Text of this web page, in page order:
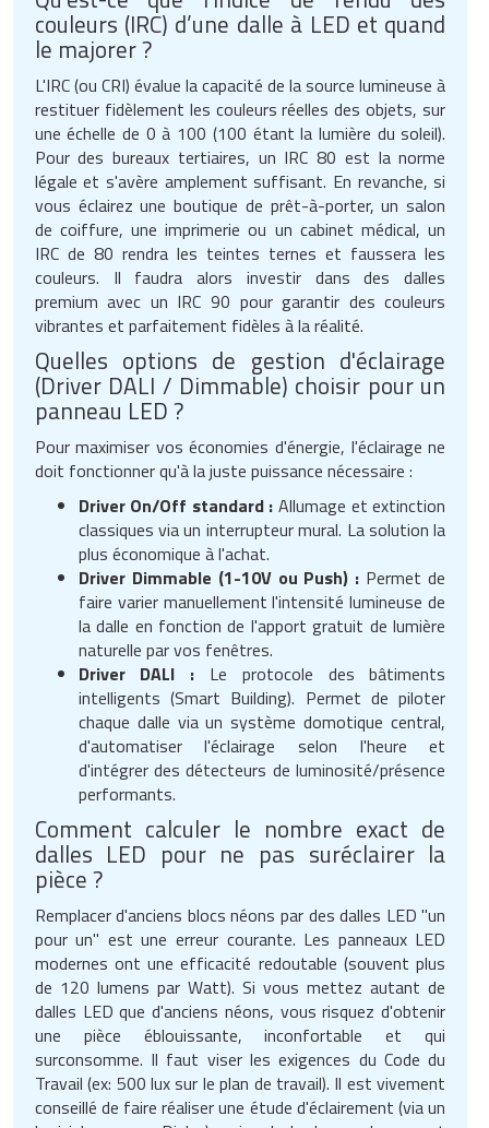
couleurs (IRC) d’une dalle à LED et quand
le majorer ?
L'IRC (ou CRI) évalue la capacité de la source lumineuse à
restituer fidèlement les couleurs réelles des objets, sur
une échelle de 0 à 100 (100 étant la lumière du soleil).
Pour des bureaux tertiaires, un IRC 80 est la norme
légale et s'avère amplement suffisant. En revanche, si
vous éclairez une boutique de prêt-à-porter, un salon
de coiffure, une imprimerie ou un cabinet médical, un
IRC de 80 rendra les teintes ternes et faussera les
couleurs. Il faudra alors investir dans des dalles
premium avec un IRC 90 pour garantir des couleurs
vibrantes et parfaitement fidèles à la réalité.
Quelles options de gestion d'éclairage
(Driver DALI / Dimmable) choisir pour un
panneau LED ?
Pour maximiser vos économies d'énergie, l'éclairage ne
doit fonctionner qu'à la juste puissance nécessaire :
Driver On/Off standard : Allumage et extinction
classiques via un interrupteur mural. La solution la
plus économique à l'achat.
Driver Dimmable (1-10V ou Push) : Permet de
faire varier manuellement l'intensité lumineuse de
la dalle en fonction de l'apport gratuit de lumière
naturelle par vos fenêtres.
Driver DALI : Le protocole des bâtiments
intelligents (Smart Building). Permet de piloter
chaque dalle via un système domotique central,
d'automatiser l'éclairage selon l'heure et
d'intégrer des détecteurs de luminosité/présence
performants.
Comment calculer le nombre exact de
dalles LED pour ne pas suréclairer la
pièce ?
Remplacer d'anciens blocs néons par des dalles LED "un
pour un" est une erreur courante. Les panneaux LED
modernes ont une efficacité redoutable (souvent plus
de 120 lumens par Watt). Si vous mettez autant de
dalles LED que d'anciens néons, vous risquez d'obtenir
une pièce éblouissante, inconfortable et qui
surconsomme. Il faut viser les exigences du Code du
Travail (ex: 500 lux sur le plan de travail). Il est vivement
conseillé de faire réaliser une étude d'éclairement (via un